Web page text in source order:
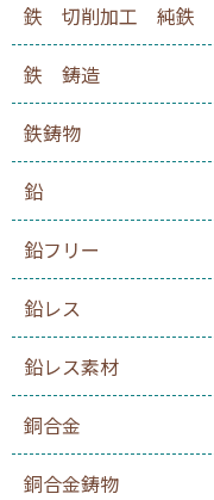
鉄 切削加工 純鉄
鉄 鋳造
鉄鋳物
鉛
鉛フリー
鉛レス
鉛レス素材
銅合金
銅合金鋳物